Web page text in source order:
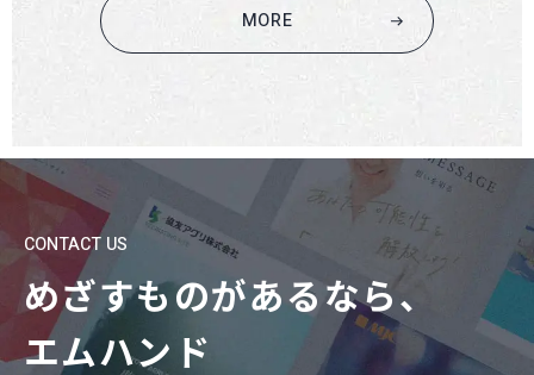
MORE
CONTACT US
めざすものがあるなら、
エムハンド